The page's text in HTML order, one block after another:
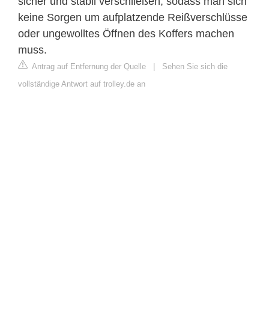
keine Sorgen um aufplatzende Reißverschlüsse
oder ungewolltes Öffnen des Koffers machen
muss.
Antrag auf Entfernung der Quelle | Sehen Sie sich die
vollständige Antwort auf trolley.de an